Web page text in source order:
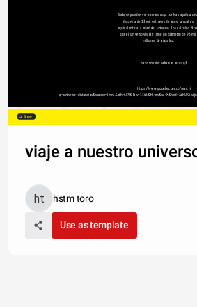
Solo se pueden ver objetos cuya luz ha viajado a una
distancia de 13 mil millones de años, la cual es
equivalente a la edad del universo. Los cálculos
que el universo visible tiene un diámetro de 93 mil
millones de años luz.
hans sneider cabarcas toros g3
https://www.google.com.co/search?
Share
viaje a nuestro
hstm toro
Use as template